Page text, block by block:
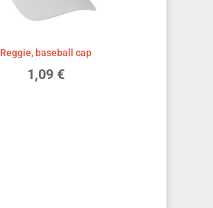
Reggie, baseball cap
1,09 €